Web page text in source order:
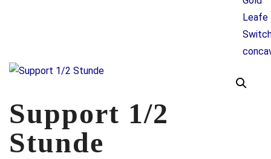
Support 1/2
Stunde